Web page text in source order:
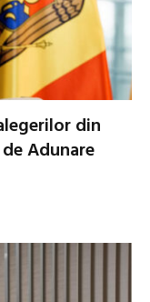
din
Adunare